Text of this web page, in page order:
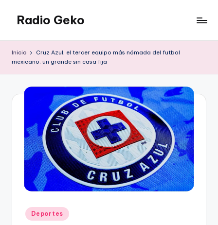
Saltar
contenido
Radio Geko
Inicio
Cruz Azul, el tercer equipo más nómada del futbol
mexicano; un grande sin casa fija
Publicado
en
Deportes